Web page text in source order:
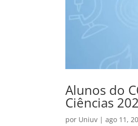
Alunos do
Ciências
por Uniuv |ago 11,